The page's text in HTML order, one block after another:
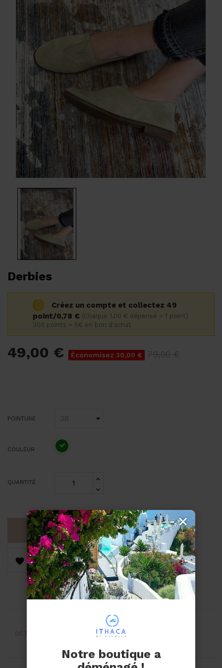
Derbies
Créez un compte et collectez 49
point/0,78 € (Chaque 1,00 € dépensé = 1 point)
300 points = 5€ en bon d'achat
49,00 € Économisez 30,00 €
POINTURE
COULEUR
QUANTITÉ
AJOUTER AU PANIER
 
AVIS
×
Notre boutique a